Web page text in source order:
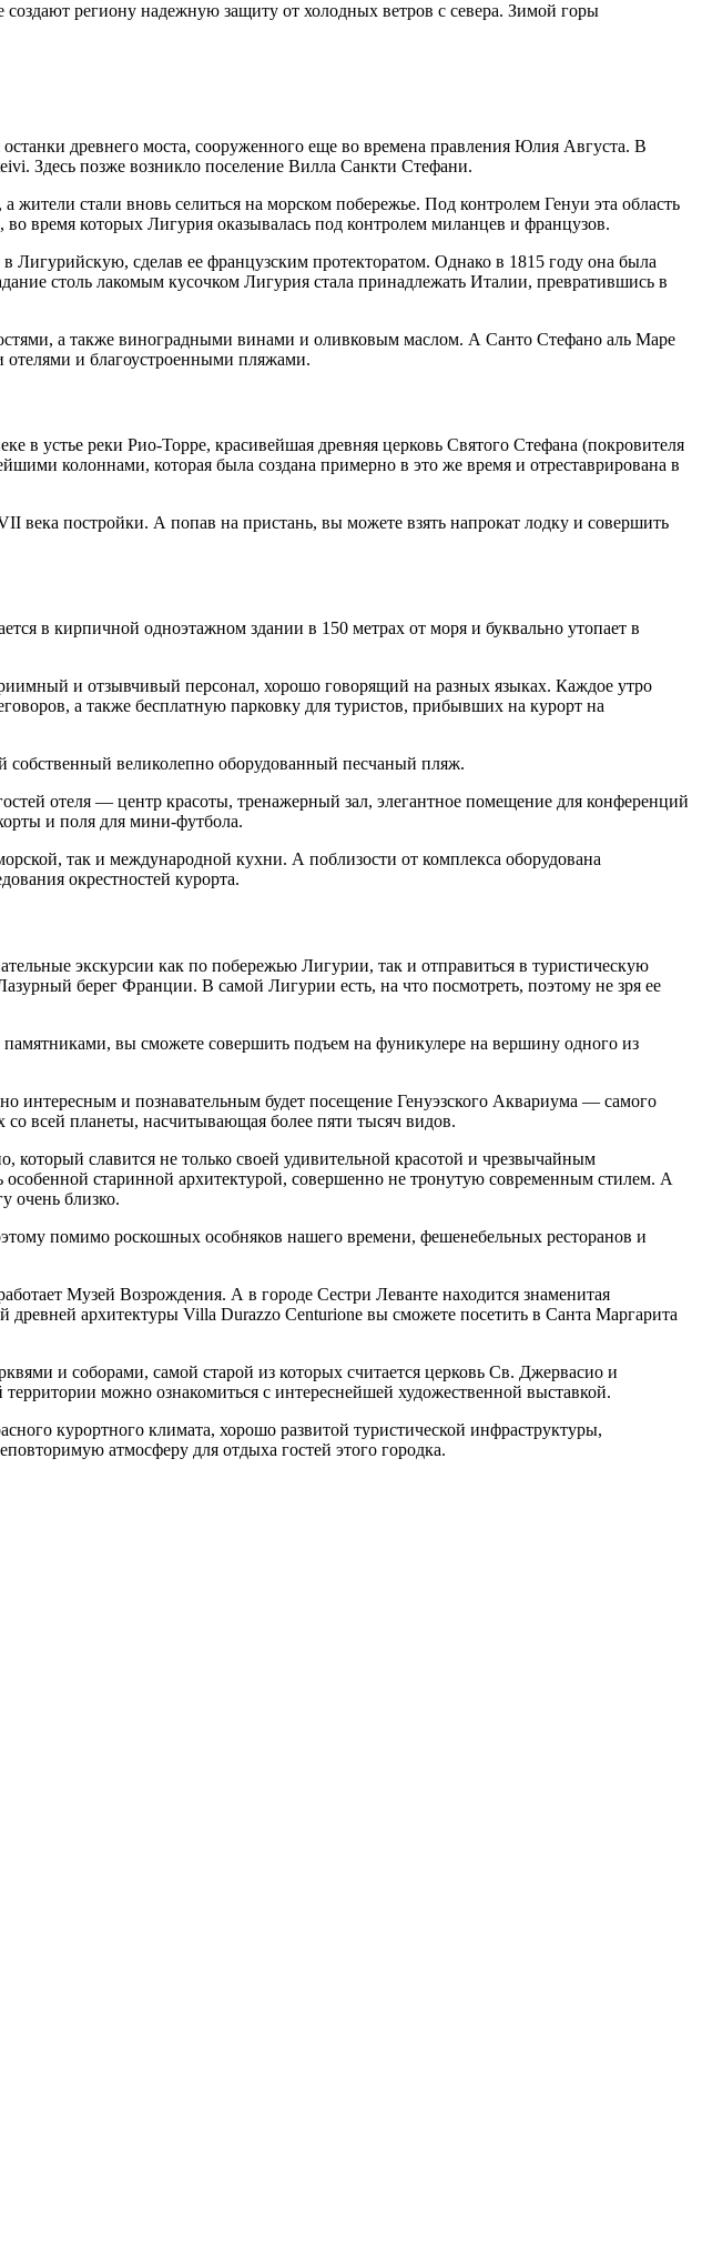
региону надежную защиту от холодных ветров с севера. Зимой горы
древнего моста, сооруженного еще во времена правления Юлия Августа. В
Здесь позже возникло поселение Вилла Санкти Стефани.
стали вновь селиться на морском побережье. Под контролем Генуи эта область
время которых Лигурия оказывалась под контролем миланцев и французов.
Лигурийскую, сделав ее французским протекторатом. Однако в 1815 году она была
столь лакомым кусочком Лигурия стала принадлежать Италии, превратившись в
а также виноградными винами и оливковым маслом. А Санто Стефано аль Маре
отелями и благоустроенными пляжами.
в устье реки Рио-Торре, красивейшая древняя церковь Святого Стефана (покровителя
колоннами, которая была создана примерно в это же время и отреставрирована в
века постройки. А попав на пристань, вы можете взять напрокат лодку и совершить
в кирпичной одноэтажном здании в 150 метрах от моря и буквально утопает в
и отзывчивый персонал, хорошо говорящий на разных языках. Каждое утро
а также бесплатную парковку для туристов, прибывших на курорт на
великолепно оборудованный песчаный пляж.
отеля — центр красоты, тренажерный зал, элегантное помещение для конференций
и поля для мини-футбола.
так и международной кухни. А поблизости от комплекса оборудована
окрестностей курорта.
экскурсии как по побережью Лигурии, так и отправиться в туристическую
берег Франции. В самой Лигурии есть, на что посмотреть, поэтому не зря ее
вы сможете совершить подъем на фуникулере на вершину одного из
интересным и познавательным будет посещение Генуэзского Аквариума — самого
всей планеты, насчитывающая более пяти тысяч видов.
славится не только своей удивительной красотой и чрезвычайным
особенной старинной архитектурой, совершенно не тронутую современным стилем. А
очень близко.
помимо роскошных особняков нашего времени, фешенебельных ресторанов и
Музей Возрождения. А в городе Сестри Леванте находится знаменитая
архитектуры Villa Durazzo Centurione вы сможете посетить в Санта Маргарита
и соборами, самой старой из которых считается церковь Св. Джервасио и
можно ознакомиться с интереснейшей художественной выставкой.
курортного климата, хорошо развитой туристической инфраструктуры,
атмосферу для отдыха гостей этого городка.